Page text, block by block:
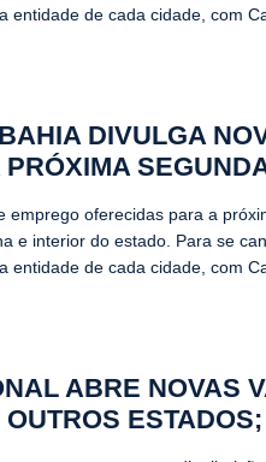
entidade de cada cidade, com
DIVULGA
emprego oferecidas para a
e interior do estado. Para se
entidade de cada cidade, com
ABRE NOVAS